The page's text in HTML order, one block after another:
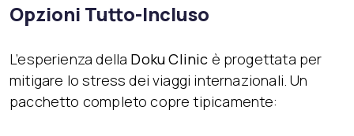
Opzioni Tutto-Incluso
L’esperienza della Doku Clinic è progettata per
mitigare lo stress dei viaggi internazionali. Un
pacchetto completo copre tipicamente: